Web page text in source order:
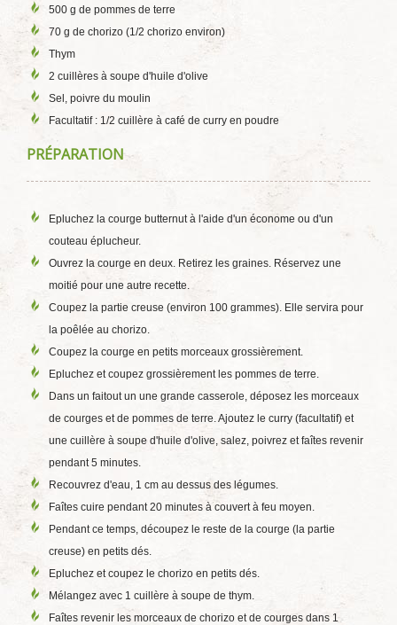
500 g de pommes de terre
70 g de chorizo (1/2 chorizo environ)
Thym
2 cuillères à soupe d'huile d'olive
Sel, poivre du moulin
Facultatif : 1/2 cuillère à café de curry en poudre
PRÉPARATION
Epluchez la courge butternut à l'aide d'un économe ou d'un
couteau éplucheur.
Ouvrez la courge en deux. Retirez les graines. Réservez une
moitié pour une autre recette.
Coupez la partie creuse (environ 100 grammes). Elle servira pour
la poêlée au chorizo.
Coupez la courge en petits morceaux grossièrement.
Epluchez et coupez grossièrement les pommes de terre.
Dans un faitout un une grande casserole, déposez les morceaux
de courges et de pommes de terre. Ajoutez le curry (facultatif) et
une cuillère à soupe d'huile d'olive, salez, poivrez et faîtes revenir
pendant 5 minutes.
Recouvrez d'eau, 1 cm au dessus des légumes.
Faîtes cuire pendant 20 minutes à couvert à feu moyen.
Pendant ce temps, découpez le reste de la courge (la partie
creuse) en petits dés.
Epluchez et coupez le chorizo en petits dés.
Mélangez avec 1 cuillère à soupe de thym.
Faîtes revenir les morceaux de chorizo et de courges dans 1